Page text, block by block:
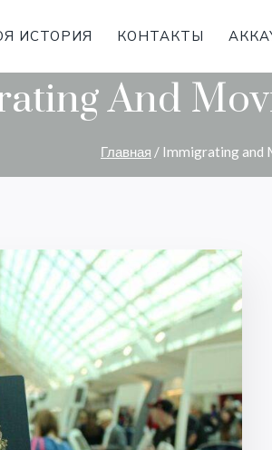
ИСТОРИЯ КОНТАКТЫ
And
Главная / Immigrating and